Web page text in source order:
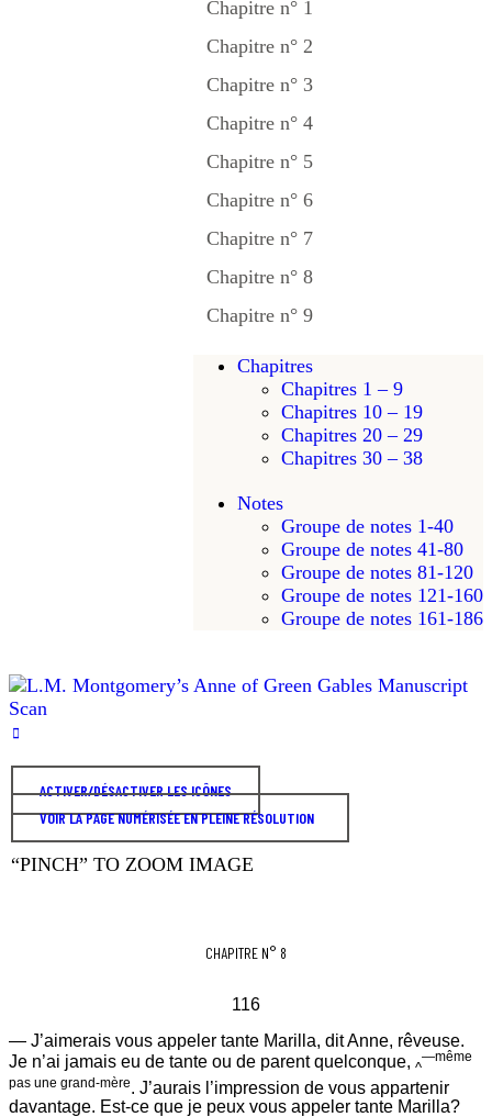
Chapitre n° 1
Chapitre n° 2
Chapitre n° 3
Chapitre n° 4
Chapitre n° 5
Chapitre n° 6
Chapitre n° 7
Chapitre n° 8
Chapitre n° 9
Chapitres
Chapitres 1 – 9
Chapitres 10 – 19
Chapitres 20 – 29
Chapitres 30 – 38
Notes
Groupe de notes 1-40
Groupe de notes 41-80
Groupe de notes 81-120
Groupe de notes 121-160
Groupe de notes 161-186
ACTIVER/DÉSACTIVER LES ICÔNES
VOIR LA PAGE NUMÉRISÉE EN PLEINE RÉSOLUTION
“PINCH” TO ZOOM IMAGE
CHAPITRE N° 8
116
— J’aimerais vous appeler tante Marilla, dit Anne, rêveuse.
Je n’ai jamais eu de tante ou de parent quelconque, ^
—même
pas une grand-mère. J’aurais l’impression de vous appartenir
davantage. Est-ce que je peux vous appeler tante Marilla?